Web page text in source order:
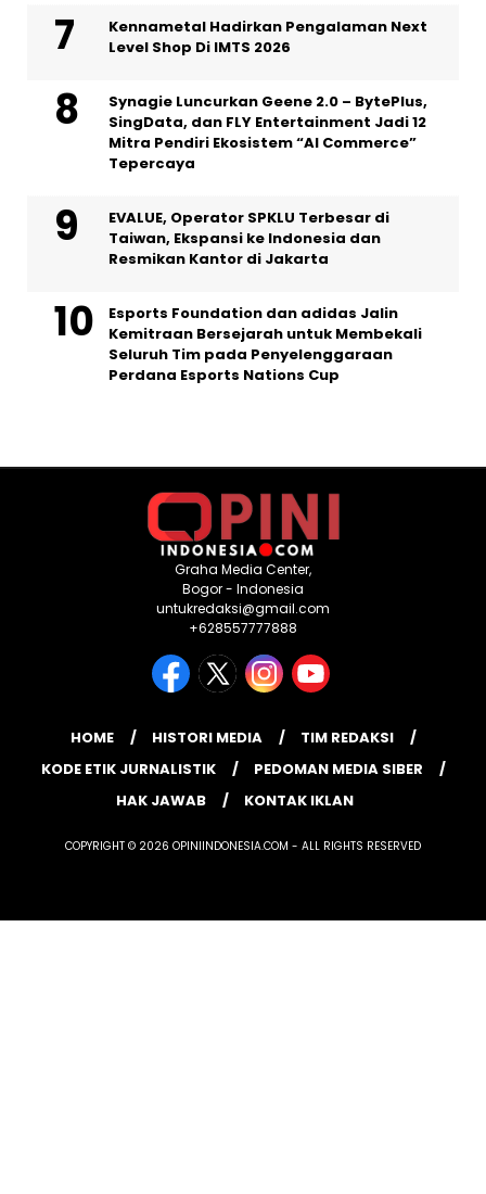
Kennametal Hadirkan Pengalaman Next
Level Shop Di IMTS 2026
Synagie Luncurkan Geene 2.0 – BytePlus,
SingData, dan FLY Entertainment Jadi 12
Mitra Pendiri Ekosistem “AI Commerce”
Tepercaya
EVALUE, Operator SPKLU Terbesar di
Taiwan, Ekspansi ke Indonesia dan
Resmikan Kantor di Jakarta
Esports Foundation dan adidas Jalin
Kemitraan Bersejarah untuk Membekali
Seluruh Tim pada Penyelenggaraan
Perdana Esports Nations Cup
Graha Media Center,
Bogor - Indonesia
untukredaksi@gmail.com
+628557777888
HOME HISTORI MEDIA
TIM REDAKSI
KODE ETIK JURNALISTIK
PEDOMAN MEDIA SIBER
HAK JAWAB
KONTAK IKLAN
COPYRIGHT © 2026 OPINIINDONESIA.COM - ALL RIGHTS RESERVED